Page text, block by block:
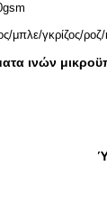
μπλε/γκρίζος/ροζ/
ινών